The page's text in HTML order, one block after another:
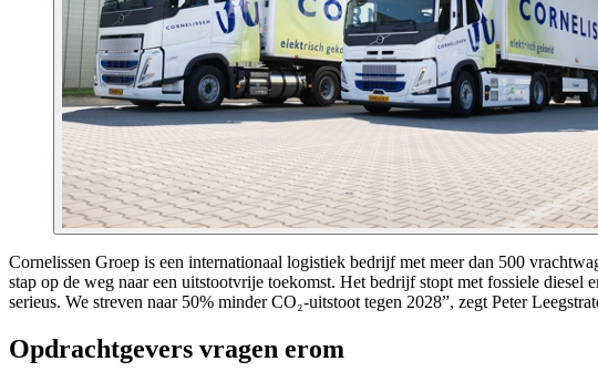
Cornelissen Groep is een internationaal logistiek bedrijf met meer dan 500
stap op de weg naar een uitstootvrije toekomst. Het bedrijf stopt met fossiele
serieus. We streven naar 50% minder CO₂-uitstoot tegen 2028”, zegt Peter
Opdrachtgevers vragen erom